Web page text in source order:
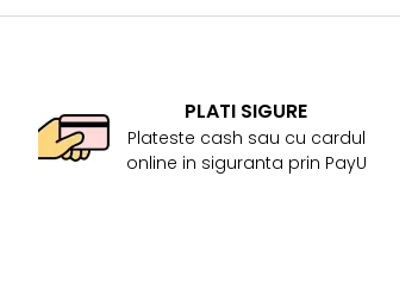
PLATI SIGURE
Plateste cash sau cu cardul
online in siguranta prin PayU